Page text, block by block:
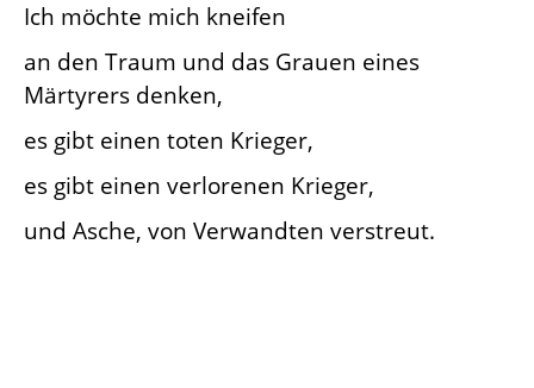
Ich möchte mich kneifen
an den Traum und das Grauen eines
Märtyrers denken,
es gibt einen toten Krieger,
es gibt einen verlorenen Krieger,
und Asche, von Verwandten verstreut.